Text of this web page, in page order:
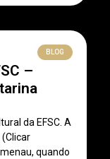
BLOG
–
da EFSC. A
quando